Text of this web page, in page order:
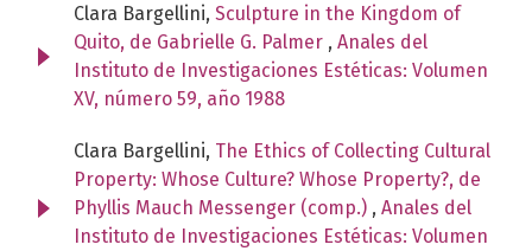
Clara Bargellini, Sculpture in the Kingdom of
Quito, de Gabrielle G. Palmer , Anales del
Instituto de Investigaciones Estéticas: Volumen
XV, número 59, año 1988
Clara Bargellini, The Ethics of Collecting Cultural
Property: Whose Culture? Whose Property?, de
Phyllis Mauch Messenger (comp.) , Anales del
Instituto de Investigaciones Estéticas: Volumen